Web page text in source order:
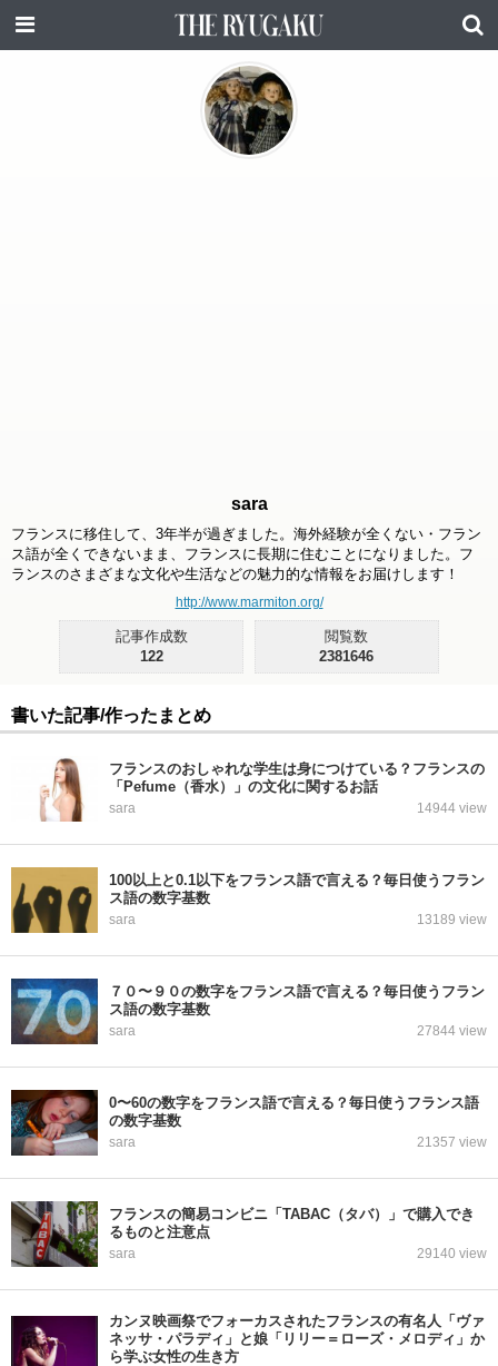
sara
フランスに移住して、3年半が過ぎました。海外経験が全くない・フラン
ス語が全くできないまま、フランスに長期に住むことになりました。フ
ランスのさまざまな文化や生活などの魅力的な情報をお届けします！
http://www.marmiton.org/
記事作成数
122
閲覧数
2381646
書いた記事/作ったまとめ
フランスのおしゃれな学生は身につけている？フランスの
「Pefume（香水）」の文化に関するお話
sara 14944 view
100以上と0.1以下をフランス語で言える？毎日使うフラン
ス語の数字基数
sara 13189 view
７０〜９０の数字をフランス語で言える？毎日使うフラン
ス語の数字基数
sara 27844 view
0〜60の数字をフランス語で言える？毎日使うフランス語
の数字基数
sara 21357 view
フランスの簡易コンビニ「TABAC（タバ）」で購入でき
るものと注意点
sara 29140 view
カンヌ映画祭でフォーカスされたフランスの有名人「ヴァ
ネッサ・パラディ」と娘「リリー＝ローズ・メロディ」か
ら学ぶ女性の生き方